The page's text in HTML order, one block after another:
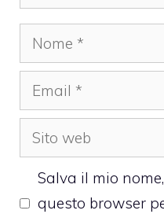
Nome
Email
Sito
web
Salva il mio
questo browser